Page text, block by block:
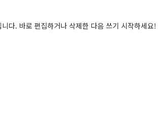
다. 바로 편집하거나 삭제한 다음 쓰기 시작하세요!